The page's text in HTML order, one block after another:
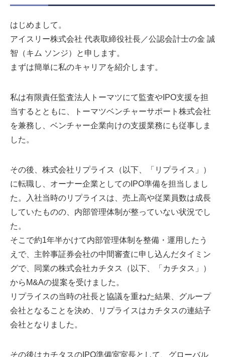
はじめまして。
アイスリー株式会社 代表取締役社長／公認会計士の金 誠
智（キム ソンジ）と申します。
まずは簡単に私のキャリアを紹介します。
私は有限責任監査法人トーマツにて監査やIPO支援を担
当するとともに、トーマツベンチャーサポート株式会社
を兼務し、ベンチャー企業向けの支援業務にも従事しま
した。
その後、株式会社リプライス（以下、「リプライス」）
に転職し、オーナー企業としてのIPO準備を担当しまし
た。入社当時のリプライスは、売上高や従業員数は成長
していたものの、内部管理体制が整っていない状況でし
た。
そこで約1年半かけて内部管理体制を整備・運用したう
えで、主幹事証券会社の中間審査に申し込んだタイミン
グで、同業の株式会社カチタス（以下、「カチタス」）
からM&Aの提案を受けました。
リプライスの当時の社長と協議を重ねた結果、グループ
会社となることを決め、リプライスはカチタスの連結子
会社となりました。
その後はカチタスのIPO準備室室長として、グローバル